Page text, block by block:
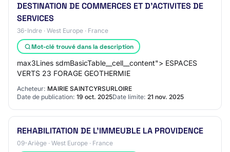
DESTINATION DE COMMERCES ET D'ACTIVITES DE
SERVICES
36-Indre · West Europe · France
Mot-clé trouvé dans la description
max3Lines sdmBasicTable__cell__content"> ESPACES
VERTS 23 FORAGE GEOTHERMIE
Acheteur: MAIRIE SAINTCYRSURLOIRE
Date de publication: 19 oct. 2025Date limite: 21 nov. 2025
REHABILITATION DE L'IMMEUBLE LA PROVIDENCE
09-Ariège · West Europe · France